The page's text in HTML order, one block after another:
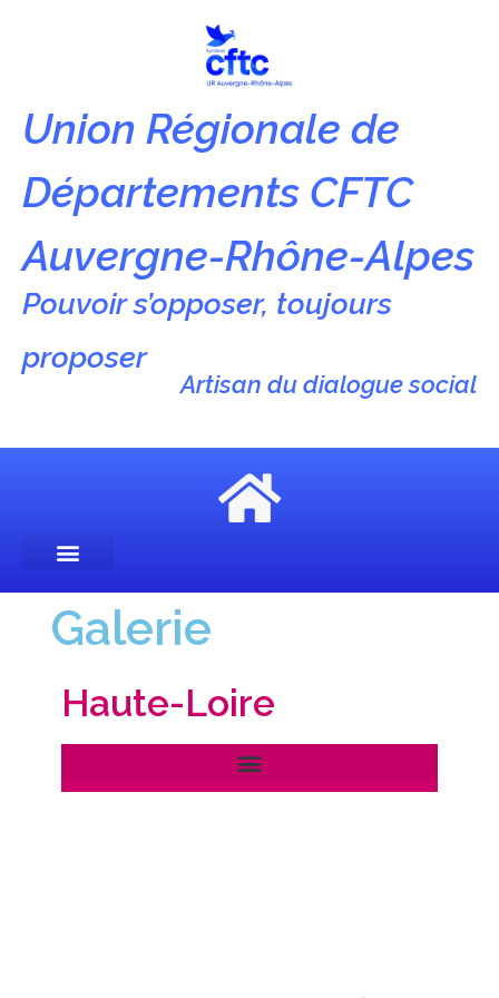
Union Régionale de
Départements CFTC
Auvergne-Rhône-Alpes
Pouvoir s’opposer, toujours
proposer
Artisan du dialogue social
Galerie
Haute-Loire